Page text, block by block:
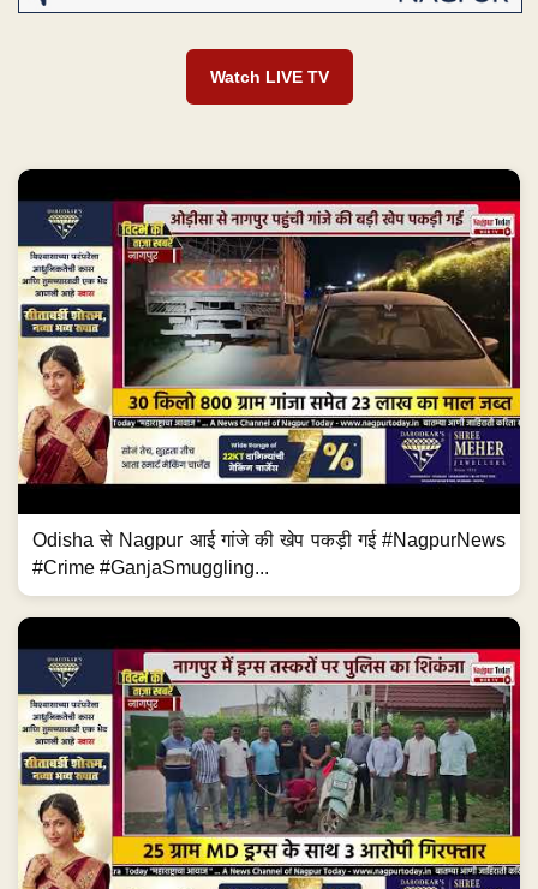
Watch LIVE TV
Odisha से Nagpur आई गांजे की खेप पकड़ी गई #NagpurNews
#Crime #GanjaSmuggling...